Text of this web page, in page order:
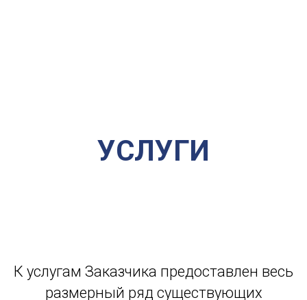
УСЛУГИ
К услугам Заказчика предоставлен весь
размерный ряд существующих